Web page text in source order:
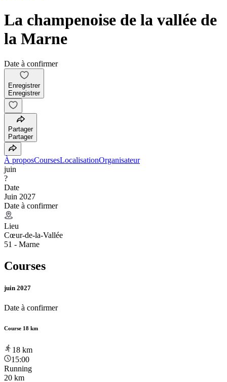
La champenoise de la vallée de
la Marne
Date à confirmer
Enregistrer
Enregistrer
Partager
Partager
À proposCoursesLocalisationOrganisateur
juin
?
Date
Juin 2027
Date à confirmer
Lieu
Cœur-de-la-Vallée
51 - Marne
Courses
juin 2027
Date à confirmer
Course 18 km
18 km
15:00
Running
20 km